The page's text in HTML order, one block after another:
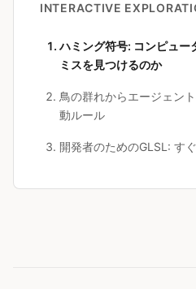
INTERACTIVE
ハミング符号: コンピュー
ミスを見つけるのか
鳥の群れからエージェン
動ルール
開発者のためのGLSL: す